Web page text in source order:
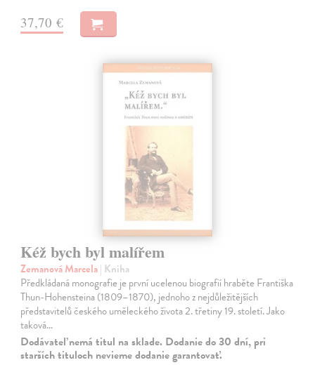
37,70 €
Kéž bych byl malířem
Zemanová Marcela| Kniha
Předkládaná monografie je první ucelenou biografií hraběte Františka
Thun-Hohensteina (1809–1870), jednoho z nejdůležitějších
představitelů českého uměleckého života 2. třetiny 19. století. Jako
taková…
Dodávateľ nemá titul na sklade. Dodanie do 30 dní, pri
starších tituloch nevieme dodanie garantovať.